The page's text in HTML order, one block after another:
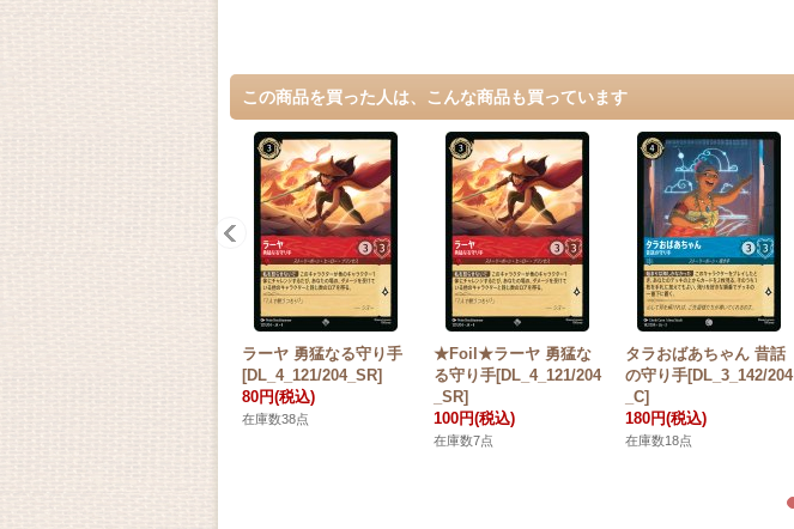
この商品を買った人は、こんな商品も買っています
ラーヤ 勇猛なる守り手
[DL_4_121/204_SR]
80円(税込)
在庫数38点
★Foil★ラーヤ 勇猛な
る守り手[DL_4_121/204
_SR]
100円(税込)
在庫数7点
タラおばあちゃん 昔話
の守り手[DL_3_142/204
_C]
180円(税込)
在庫数18点